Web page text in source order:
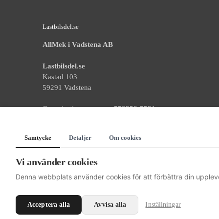
Samtycke Detaljer Om cookies
Vi använder cookies
Denna webbplats använder cookies för att förbättra din
Acceptera alla Avvisa alla Inställningar
Lastbilsdel.se
AllMek i Vadstena AB
Lastbilsdel.se
Kastad 103
59291 Vadstena
Organisationsnummer: 559358-5531
E-postadress: info@lastbilsdel.se
Villkor